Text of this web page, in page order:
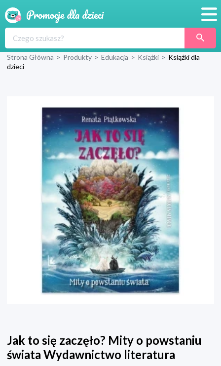
Produkty
Blog
Wyprawka
Strona Główna > Produkty > Edukacja > Książki > Książki dla
dzieci
Jak to się zaczęło? Mity o powstaniu
świata Wydawnictwo literatura